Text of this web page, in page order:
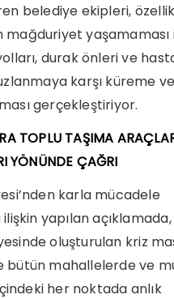
belediye ekipleri,
mağduriyet yaşamaması
durak önleri ve
karşı küreme ve
gerçekleştiriyor.
TOPLU TAŞIMA
YÖNÜNDE ÇAĞRI
karla mücadele
ilişkin yapılan açıklamada,
oluşturulan kriz
bütün mahallelerde ve
her noktada anlık